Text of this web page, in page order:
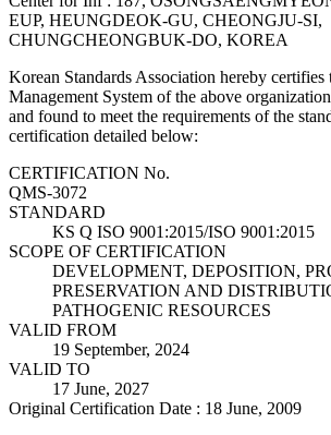
EUP, HEUNGDEOK-GU, CHEONGJU-SI,
CHUNGCHEONGBUK-DO, KOREA
Korean Standards Association hereby
Management System of the above organization
and found to meet the requirements of the
certification detailed below:
CERTIFICATION No.
QMS-3072
STANDARD
KS Q ISO 9001:2015/ISO 9001:2015
SCOPE OF CERTIFICATION
DEVELOPMENT, DEPOSITION,
PRESERVATION AND
PATHOGENIC RESOURCES
VALID FROM
19 September, 2024
VALID TO
17 June, 2027
Original Certification Date : 18 June, 2009